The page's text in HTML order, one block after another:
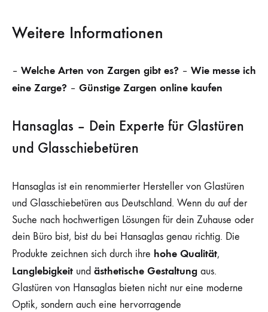
Weitere Informationen
– Welche Arten von Zargen gibt es? – Wie messe ich
eine Zarge? – Günstige Zargen online kaufen
Hansaglas – Dein Experte für Glastüren
und Glasschiebetüren
Hansaglas ist ein renommierter Hersteller von Glastüren
und Glasschiebetüren aus Deutschland. Wenn du auf der
Suche nach hochwertigen Lösungen für dein Zuhause oder
dein Büro bist, bist du bei Hansaglas genau richtig. Die
Produkte zeichnen sich durch ihre hohe Qualität,
Langlebigkeit und ästhetische Gestaltung aus.
Glastüren von Hansaglas bieten nicht nur eine moderne
Optik, sondern auch eine hervorragende